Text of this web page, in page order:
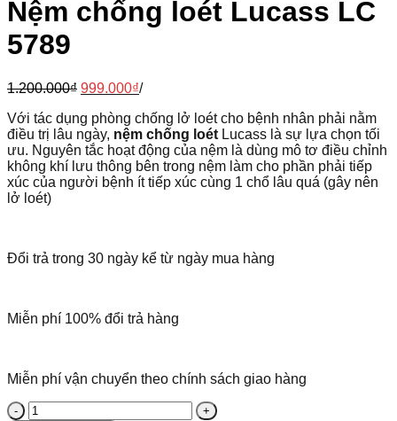
Nệm chống loét Lucass LC
5789
1.200.000₫ 999.000₫/
Với tác dụng phòng chống lở loét cho bệnh nhân phải nằm
điều trị lâu ngày, nệm chống loét Lucass là sự lựa chọn tối
ưu. Nguyên tắc hoạt động của nệm là dùng mô tơ điều chỉnh
không khí lưu thông bên trong nệm làm cho phần phải tiếp
xúc của người bệnh ít tiếp xúc cùng 1 chổ lâu quá (gây nên
lở loét)
Đổi trả trong 30 ngày kể từ ngày mua hàng
Miễn phí 100% đổi trả hàng
Miễn phí vận chuyển theo chính sách giao hàng